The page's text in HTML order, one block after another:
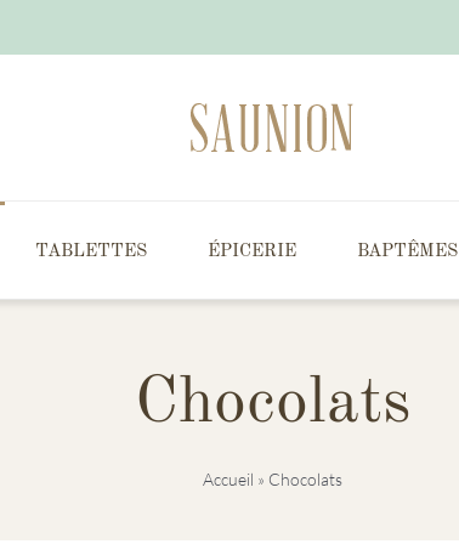
TABLETTES ÉPICERIE BAPTÊMES
Chocolats
Accueil » Chocolats